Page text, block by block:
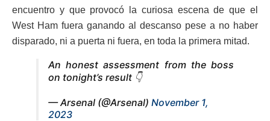
encuentro y que provocó la curiosa escena de que el
West Ham fuera ganando al descanso pese a no haber
disparado, ni a puerta ni fuera, en toda la primera mitad.
An honest assessment from the boss
on tonight’s result 👇
— Arsenal (@Arsenal) November 1,
2023